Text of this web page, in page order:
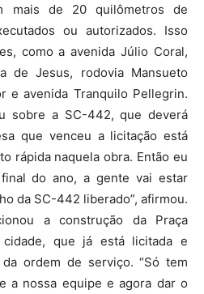
mais de 20 quilômetros de
ou autorizados. Isso
como a avenida Júlio Coral,
de Jesus, rodovia Mansueto
e avenida Tranquilo Pellegrin.
sobre a SC-442, que deverá
que venceu a licitação está
rápida naquela obra. Então eu
do ano, a gente vai estar
da SC-442 liberado”, afirmou.
a construção da Praça
que já está licitada e
ordem de serviço. “Só tem
a nossa equipe e agora dar o